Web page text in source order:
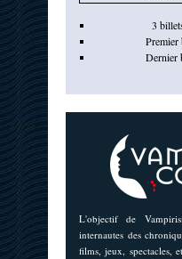
3
Premier
Dernier
L'objectif de
internautes des
films, jeux, spectacles,